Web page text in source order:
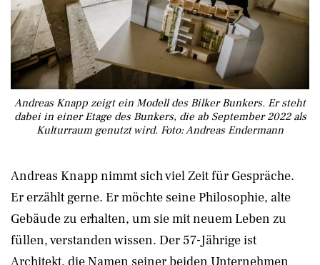
Andreas Knapp zeigt ein Modell des Bilker Bunkers. Er steht
dabei in einer Etage des Bunkers, die ab September 2022 als
Kulturraum genutzt wird. Foto: Andreas Endermann
Andreas Knapp nimmt sich viel Zeit für Gespräche.
Er erzählt gerne. Er möchte seine Philosophie, alte
Gebäude zu erhalten, um sie mit neuem Leben zu
füllen, verstanden wissen. Der 57-Jährige ist
Architekt, die Namen seiner beiden Unternehmen